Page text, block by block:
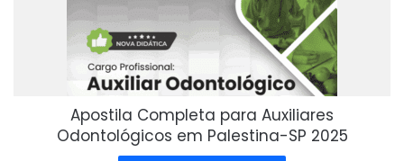
Apostila Completa para Auxiliares
Odontológicos em Palestina-SP 2025